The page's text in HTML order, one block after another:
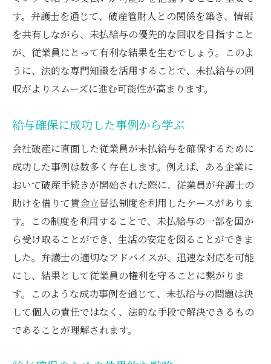
す。弁護士を通じて、破産管財人との関係を築き、情報
を共有しながら、未払給与の優先的な回収を目指すこと
が、従業員にとって有利な結果を生むでしょう。このよ
うに、法的な専門知識を活用することで、未払給与の回
収がよりスムーズに進む可能性が高まります。
給与確保に成功した事例から学ぶ
会社破産に直面した従業員が未払給与を確保するために
成功した事例は数多く存在します。例えば、ある企業に
おいて破産手続きが開始された際に、従業員が弁護士の
助けを借りて賃金立替払制度を利用したケースがありま
す。この制度を利用することで、未払給与の一部を国か
ら受け取ることができ、生活の安定を図ることができま
した。弁護士の適切なアドバイスが、迅速な対応を可能
にし、結果として従業員の権利を守ることに繋がりま
す。このような成功事例を通じて、未払給与の問題は決
して個人の責任ではなく、法的な手段で解決できるもの
であることが理解されます。